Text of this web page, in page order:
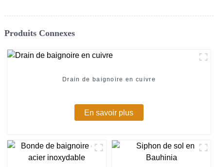
Produits Connexes
Drain de baignoire en cuivre
En savoir plus